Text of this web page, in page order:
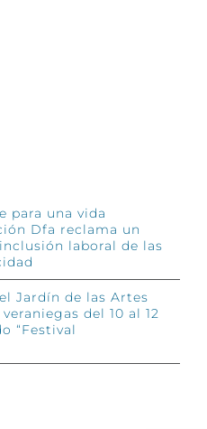
para una vida
Dfa reclama un
laboral de las
Jardín de las Artes
del 10 al 12
“Festival